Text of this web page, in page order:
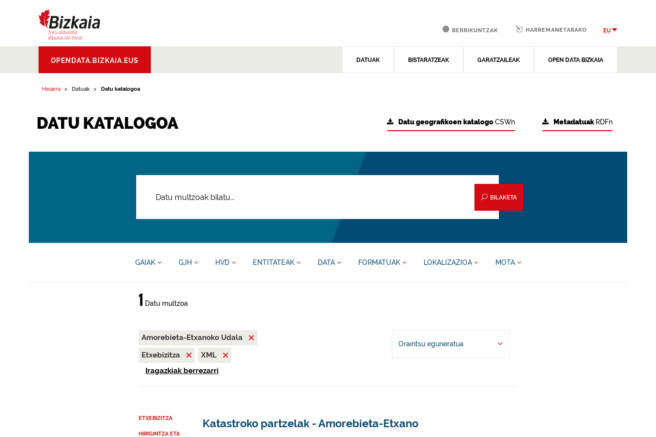
Aldundia.Diputacion
Foral de Bizkaia
OPENDATA.BIZKAIA.EUS DATUAK BISTARATZEAK GARATZAILEAK OPEN DATA BIZKAIA
BERRIKUNTZAK HARREMANETARAKO EU
Hasiera Datuak Datu katalogoa
DATU KATALOGOA Metadatuak RDFn
Datu geografikoen katalogoCSWn
BILAKETA
GAIAK GJH HVD ENTITATEAK DATA FORMATUAK LOKALIZAZIOA MOTA
1 Datu multzoa
Amorebieta-Etxanoko Udala
Etxebizitza
XML
Iragazkiak berrezarri
Oraintsu eguneratua
ETXEBIZITZA
HIRIGINTZA ETA
Katastroko partzelak - Amorebieta-Etxano